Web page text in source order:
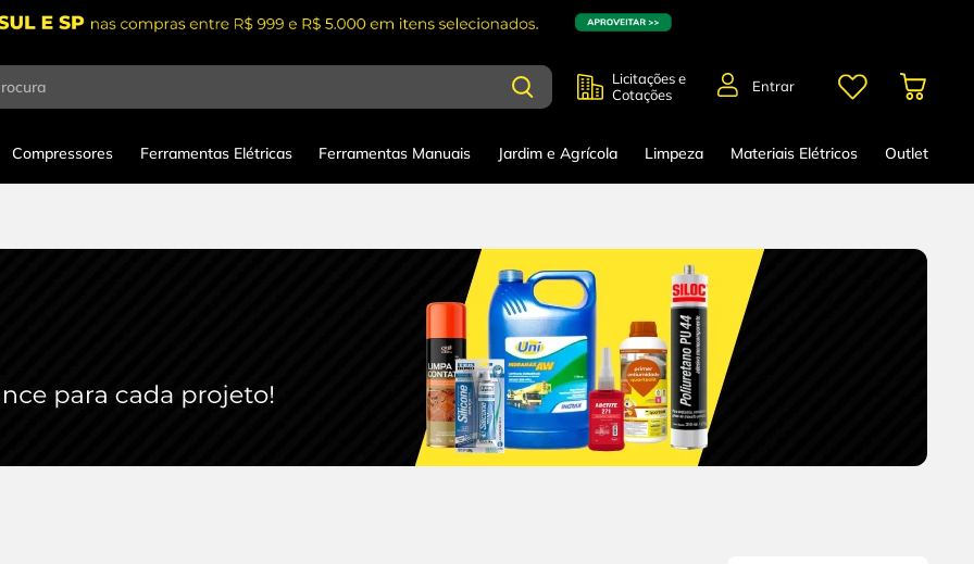
Licitações e
Cotações
Entrar
Compressores Ferramentas Elétricas Ferramentas Manuais Jardim e Agrícola Limpeza Materiais Elétricos Outlet